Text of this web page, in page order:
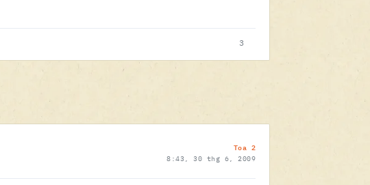
3
Toa 2
8:43, 30 thg 6, 2009